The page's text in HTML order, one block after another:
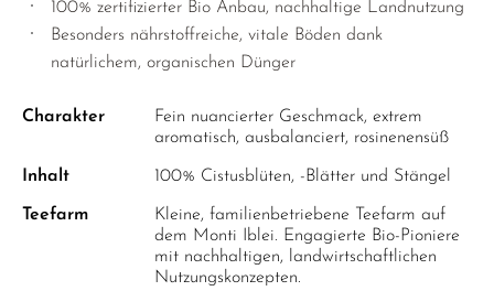
100% zertifizierter Bio Anbau, nachhaltige Landnutzung
Besonders nährstoffreiche, vitale Böden dank
natürlichem, organischen Dünger
Charakter
Fein nuancierter Geschmack, extrem
aromatisch, ausbalanciert, rosinenensüß
Inhalt 100% Cistusblüten, -Blätter und Stängel
Teefarm
Kleine, familienbetriebene Teefarm auf
dem Monti Iblei. Engagierte Bio-Pioniere
mit nachhaltigen, landwirtschaftlichen
Nutzungskonzepten.